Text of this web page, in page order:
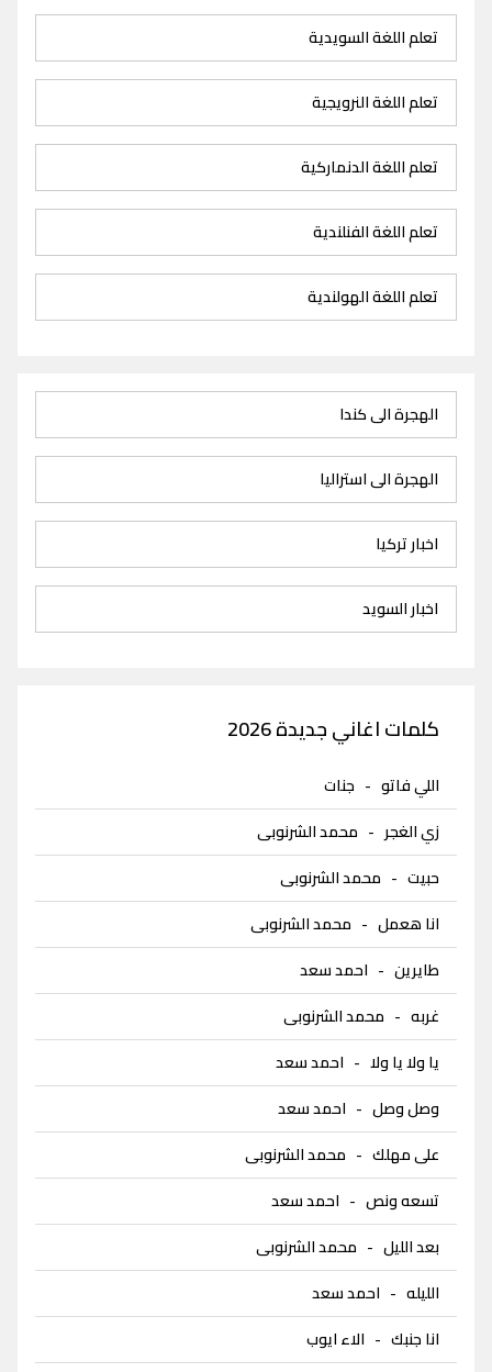
تعلم اللغة السويدية
تعلم اللغة النرويجية
تعلم اللغة الدنماركية
تعلم اللغة الفنلندية
تعلم اللغة الهولندية
الهجرة الى كندا
الهجرة الى استراليا
اخبار تركيا
اخبار السويد
كلمات اغاني جديدة 2026
اللي فاتو - جنات
زي الغجر- محمد الشرنوبى
حبيت - محمد الشرنوبى
انا هعمل - محمد الشرنوبى
طايرين - احمد سعد
غربه - محمد الشرنوبى
يا ولا يا ولا - احمد سعد
وصل وصل - احمد سعد
على مهلك - محمد الشرنوبى
تسعه ونص - احمد سعد
بعد الليل - محمد الشرنوبى
الليله - احمد سعد
انا جنبك - الاء ايوب